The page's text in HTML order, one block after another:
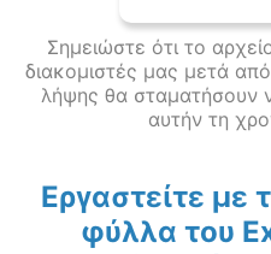
Σημειώστε ότι το
διακομιστές μας μετά
λήψης θα σταματήσουν
αυτήν τη
Εργαστείτε με
φύλλα του